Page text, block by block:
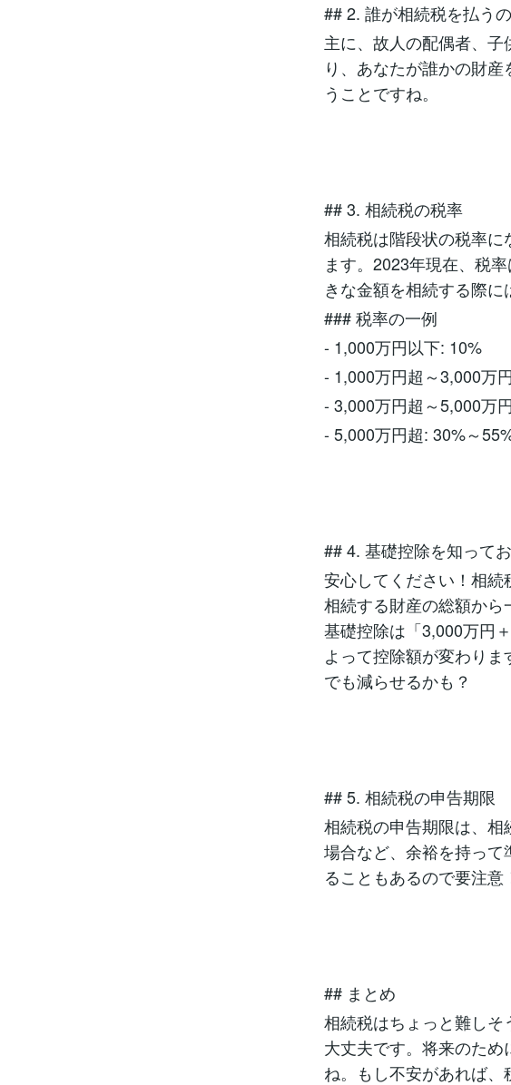
## 2. 誰が相続税を払う
主に、故人の配偶者、
り、あなたが誰かの財
うことですね。
## 3. 相続税の税率
相続税は階段状の税率に
ます。2023年現在、税
きな金額を相続する際に
### 税率の一例
- 1,000万円以下: 10%
- 1,000万円超～3,000万
- 3,000万円超～5,000万
- 5,000万円超: 30%～
## 4. 基礎控除を知って
安心してください！相続
相続する財産の総額から
基礎控除は「3,000万円
よって控除額が変わり
でも減らせるかも？
## 5. 相続税の申告期限
相続税の申告期限は、相
場合など、余裕を持っ
ることもあるので要注意
## まとめ
相続税はちょっと難し
大丈夫です。将来のた
ね。もし不安があれば